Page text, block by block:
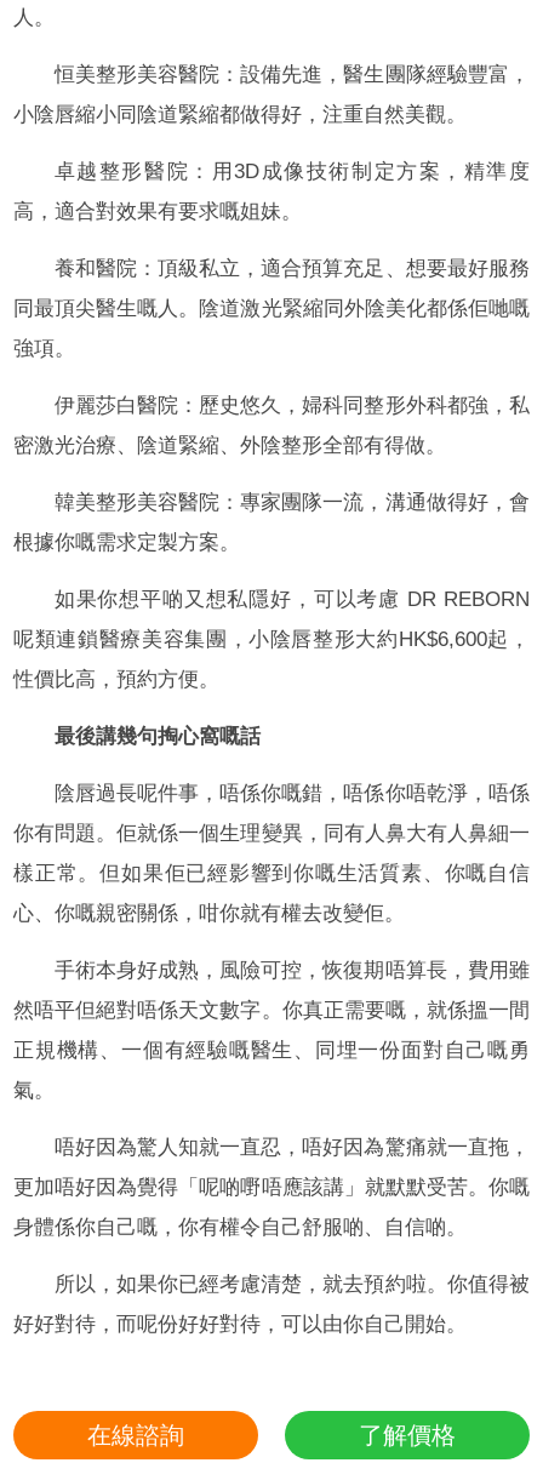
人。
恒美整形美容醫院：設備先進，醫生團隊經驗豐富，
小陰唇縮小同陰道緊縮都做得好，注重自然美觀。
卓越整形醫院：用3D成像技術制定方案，精準度
高，適合對效果有要求嘅姐妹。
養和醫院：頂級私立，適合預算充足、想要最好服務
同最頂尖醫生嘅人。陰道激光緊縮同外陰美化都係佢哋嘅
強項。
伊麗莎白醫院：歷史悠久，婦科同整形外科都強，私
密激光治療、陰道緊縮、外陰整形全部有得做。
韓美整形美容醫院：專家團隊一流，溝通做得好，會
根據你嘅需求定製方案。
如果你想平啲又想私隱好，可以考慮 DR REBORN
呢類連鎖醫療美容集團，小陰唇整形大約HK$6,600起，
性價比高，預約方便。
最後講幾句掏心窩嘅話
陰唇過長呢件事，唔係你嘅錯，唔係你唔乾淨，唔係
你有問題。佢就係一個生理變異，同有人鼻大有人鼻細一
樣正常。但如果佢已經影響到你嘅生活質素、你嘅自信
心、你嘅親密關係，咁你就有權去改變佢。
手術本身好成熟，風險可控，恢復期唔算長，費用雖
然唔平但絕對唔係天文數字。你真正需要嘅，就係搵一間
正規機構、一個有經驗嘅醫生、同埋一份面對自己嘅勇
氣。
唔好因為驚人知就一直忍，唔好因為驚痛就一直拖，
更加唔好因為覺得「呢啲嘢唔應該講」就默默受苦。你嘅
身體係你自己嘅，你有權令自己舒服啲、自信啲。
所以，如果你已經考慮清楚，就去預約啦。你值得被
好好對待，而呢份好好對待，可以由你自己開始。
在線諮詢 了解價格